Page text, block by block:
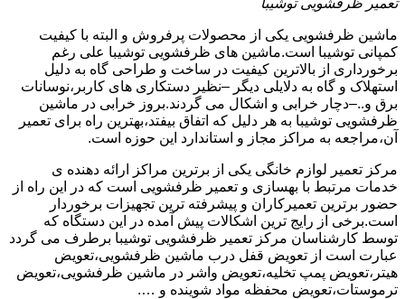
تعمیر ظرفشویی توشیبا
ماشین ظرفشویی یکی از محصولات پرفروش و البته با کیفیت
کمپانی توشیبا است.ماشین های ظرفشویی توشیبا علی رغم
برخورداری از بالاترین کیفیت در ساخت و طراحی گاه به دلیل
استهلاک و گاه به دلایلی دیگر –نظیر دستکاری های کاربر،نوسانات
برق و..–دچار خرابی و اشکال می گردند.بروز خرابی در ماشین
ظرفشویی توشیبا به هر دلیل که اتفاق بیفتد،بهترین راه برای تعمیر
آن،مراجعه به مراکز مجاز و استاندارد این حوزه است.
مرکز تعمیر لوازم خانگی یکی از برترین مراکز ارائه دهنده ی
خدمات مرتبط با بهسازی و تعمیر ظرفشویی است که در این راه از
حضور برترین تعمیرکاران و پیشرفته ترین تجهیزات برخوردار
است.برخی از رایج ترین اشکالات پیش آمده در این دستگاه که
توسط کارشناسان مرکز تعمیر ظرفشویی توشیبا برطرف می گردد
عبارت است از تعویض قفل درب ماشین ظرفشویی،تعویض
هیتر،تعویض پمپ تخلیه،تعویض واشر در ماشین ظرفشویی،تعویض
ترموستات،تعویض محفظه مواد شوینده و ….